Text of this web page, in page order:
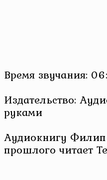
Время звучания:
Издательство:
руками
Аудиокнигу
прошлого читает